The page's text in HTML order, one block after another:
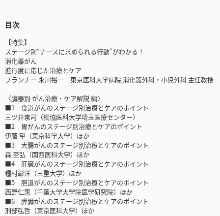
目次
【特集】
ステージ別“ナースに求められる行動”がわかる！
消化器がん
進行度に応じた治療とケア
プランナー 永川裕一 東京医科大学病院 消化器外科・小児外科 主任教授
〈臓器別 がん治療・ケア解説 編〉
■1 食道がんのステージ別治療とケアのポイント
三ツ井崇司（獨協医科大学埼玉医療センター）
■2 胃がんのステージ別治療とケアのポイント
伊藤 望（東京科学大学）ほか
■3 大腸がんのステージ別治療とケアのポイント
森 至弘（関西医科大学）ほか
■4 肝臓がんのステージ別治療とケアのポイント
種村彰洋（三重大学）ほか
■5 胆道がんのステージ別治療とケアのポイント
西野仁惠（千葉大学大学院医学研究院）ほか
■6 膵臓がんのステージ別治療とケアのポイント
刑部弘哲（東京医科大学）ほか